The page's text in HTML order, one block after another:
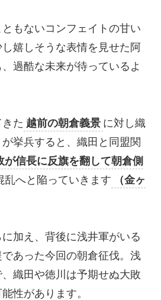
もないコンフェイトの甘い
嬉しそうな表情を見せた阿
過酷な未来が待っているよ
た 越前の朝倉義景 に対し織
挙兵すると、織田と同盟関
が信長に反旗を翻して朝倉側
乱へと陥っていきます
（金ヶ
加え、背後に浅井軍がいる
あった今回の朝倉征伐。浅
織田や徳川は予期せぬ大敗
性があります。